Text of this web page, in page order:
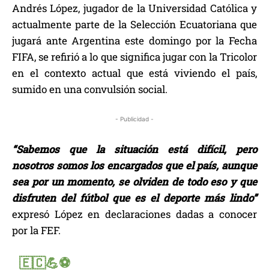
Andrés López, jugador de la Universidad Católica y
actualmente parte de la Selección Ecuatoriana que
jugará ante Argentina este domingo por la Fecha
FIFA, se refirió a lo que significa jugar con la Tricolor
en el contexto actual que está viviendo el país,
sumido en una convulsión social.
- Publicidad -
“Sabemos que la situación está difícil, pero
nosotros somos los encargados que el país, aunque
sea por un momento, se olviden de todo eso y que
disfruten del fútbol que es el deporte más lindo”
expresó López en declaraciones dadas a conocer
por la FEF.
🇪🇨💪⚽